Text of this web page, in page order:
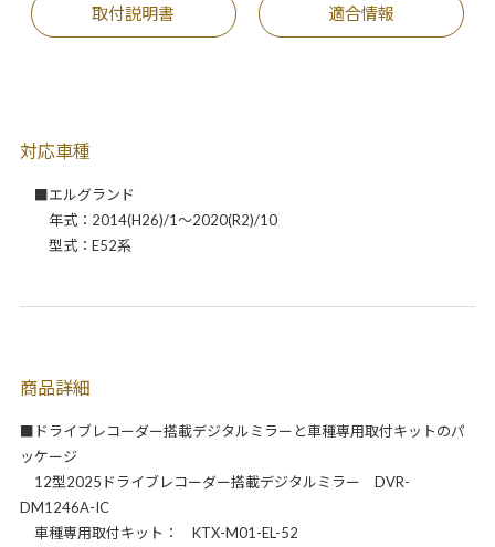
取付説明書 適合情報
対応車種
■エルグランド
年式：2014(H26)/1～2020(R2)/10
型式：E52系
商品詳細
■ドライブレコーダー搭載デジタルミラーと車種専用取付キットのパ
ッケージ
12型2025ドライブレコーダー搭載デジタルミラー DVR-
DM1246A-IC
車種専用取付キット： KTX-M01-EL-52